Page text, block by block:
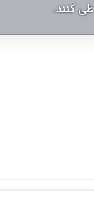
کنند.